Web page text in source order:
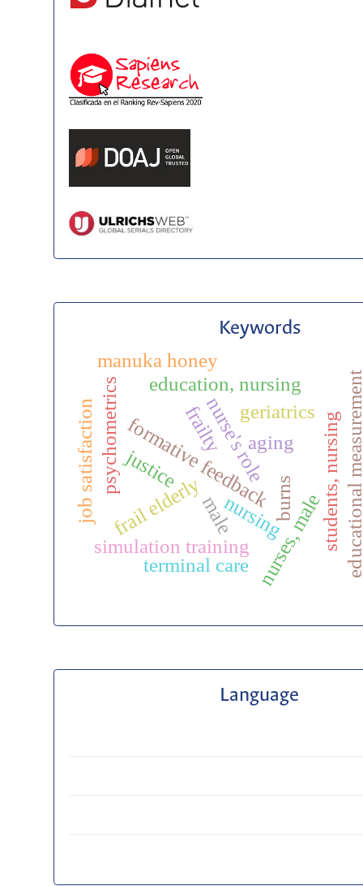
Keywords
nursingnurses, malestudents, nursing
male
nurse's role educational
education, nursing
formative feedback
simulation training
manuka honey
burns
aging
frailty
frail elderly
psychometrics
terminal care
justice
geriatrics
job satisfaction
Language